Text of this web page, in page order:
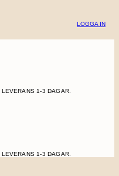
LOGGA IN
1-3 DAGAR.
1-3 DAGAR.